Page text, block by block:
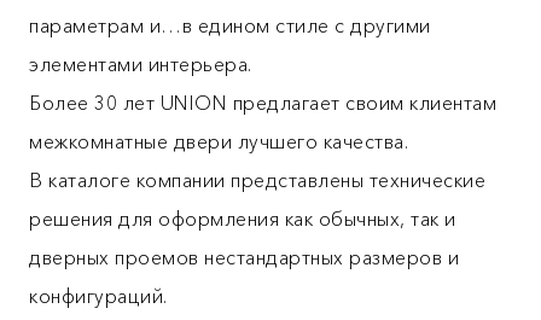
параметрам и…в едином стиле с другими
элементами интерьера.
Более 30 лет UNION предлагает своим клиентам
межкомнатные двери лучшего качества.
В каталоге компании представлены технические
решения для оформления как обычных, так и
дверных проемов нестандартных размеров и
конфигураций.